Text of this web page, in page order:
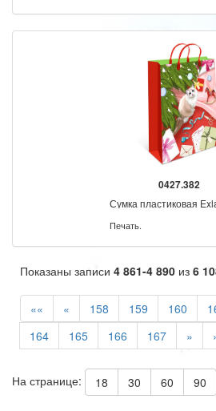
0427.382
Сумка пластиковая
Печать.
Показаны записи 4 861-4 890 из 6
«« « 158 159 160
164
165 166 167 »
На странице: 18 30 60 90